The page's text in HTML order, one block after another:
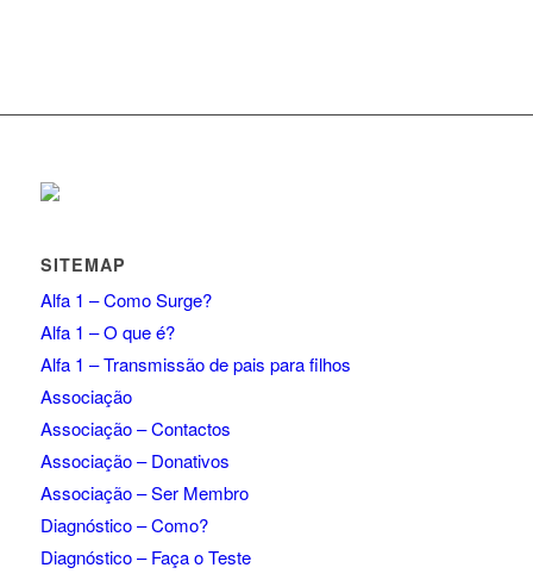
SITEMAP
Alfa 1 – Como Surge?
Alfa 1 – O que é?
Alfa 1 – Transmissão de pais para filhos
Associação
Associação – Contactos
Associação – Donativos
Associação – Ser Membro
Diagnóstico – Como?
Diagnóstico – Faça o Teste